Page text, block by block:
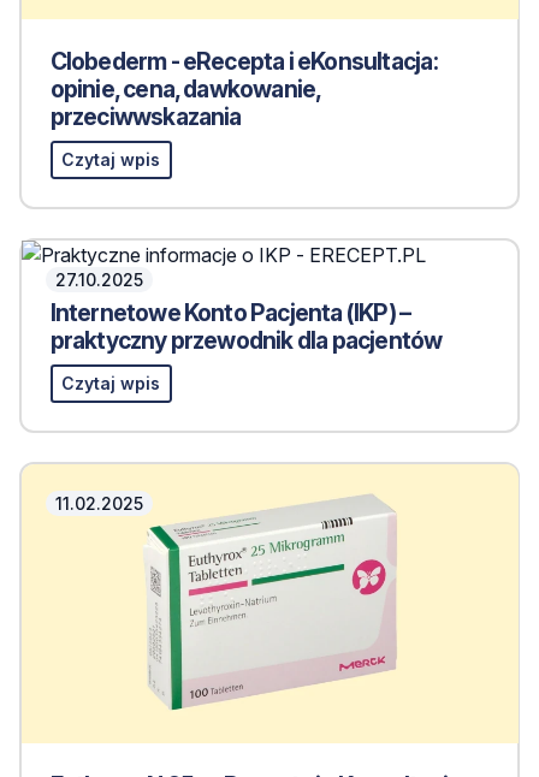
Clobederm - eRecepta i eKonsultacja:
opinie, cena, dawkowanie,
przeciwwskazania
Czytaj wpis
27.10.2025
Internetowe Konto Pacjenta (IKP) –
praktyczny przewodnik dla pacjentów
Czytaj wpis
11.02.2025